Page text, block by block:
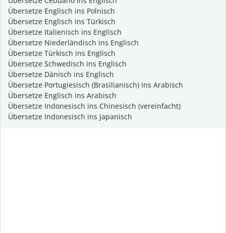
Übersetze Englisch ins Polnisch
Übersetze Englisch ins Türkisch
Übersetze Italienisch ins Englisch
Übersetze Niederländisch ins Englisch
Übersetze Türkisch ins Englisch
Übersetze Schwedisch ins Englisch
Übersetze Dänisch ins Englisch
Übersetze Portugiesisch (Brasilianisch) ins Arabisch
Übersetze Englisch ins Arabisch
Übersetze Indonesisch ins Chinesisch (vereinfacht)
Übersetze Indonesisch ins Japanisch